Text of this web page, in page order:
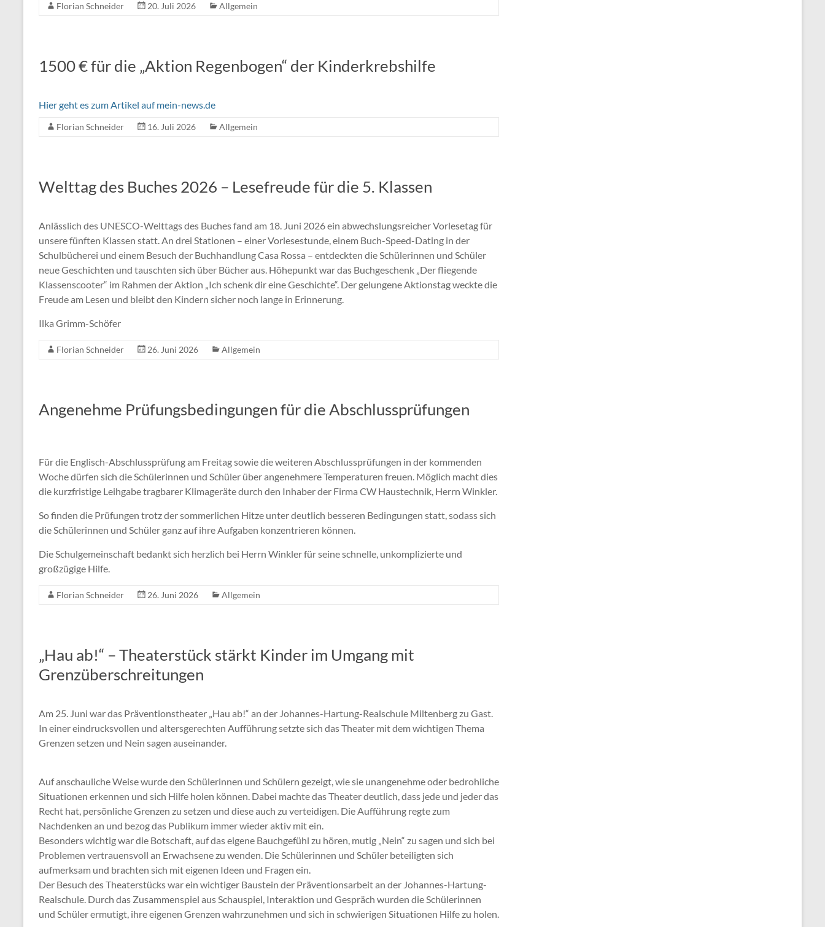
Florian Schneider 20. Juli 2026 Allgemein
1500 € für die „Aktion Regenbogen“ der Kinderkrebshilfe
Hier geht es zum Artikel auf mein-news.de
Florian Schneider 16. Juli 2026 Allgemein
Welttag des Buches 2026 – Lesefreude für die 5. Klassen
Anlässlich des UNESCO-Welttags des Buches fand am 18. Juni 2026 ein abwechslungsreicher Vorlesetag für
unsere fünften Klassen statt. An drei Stationen – einer Vorlesestunde, einem Buch-Speed-Dating in der
Schulbücherei und einem Besuch der Buchhandlung Casa Rossa – entdeckten die Schülerinnen und Schüler
neue Geschichten und tauschten sich über Bücher aus. Höhepunkt war das Buchgeschenk „Der fliegende
Klassenscooter“ im Rahmen der Aktion „Ich schenk dir eine Geschichte“. Der gelungene Aktionstag weckte die
Freude am Lesen und bleibt den Kindern sicher noch lange in Erinnerung.
Ilka Grimm-Schöfer
Florian Schneider 26. Juni 2026 Allgemein
Angenehme Prüfungsbedingungen für die Abschlussprüfungen
Für die Englisch-Abschlussprüfung am Freitag sowie die weiteren Abschlussprüfungen in der kommenden
Woche dürfen sich die Schülerinnen und Schüler über angenehmere Temperaturen freuen. Möglich macht dies
die kurzfristige Leihgabe tragbarer Klimageräte durch den Inhaber der Firma CW Haustechnik, Herrn Winkler.
So finden die Prüfungen trotz der sommerlichen Hitze unter deutlich besseren Bedingungen statt, sodass sich
die Schülerinnen und Schüler ganz auf ihre Aufgaben konzentrieren können.
Die Schulgemeinschaft bedankt sich herzlich bei Herrn Winkler für seine schnelle, unkomplizierte und
großzügige Hilfe.
Florian Schneider 26. Juni 2026 Allgemein
„Hau ab!“ – Theaterstück stärkt Kinder im Umgang mit
Grenzüberschreitungen
Am 25. Juni war das Präventionstheater „Hau ab!“ an der Johannes-Hartung-Realschule Miltenberg zu Gast.
In einer eindrucksvollen und altersgerechten Aufführung setzte sich das Theater mit dem wichtigen Thema
Grenzen setzen und Nein sagen auseinander.
Auf anschauliche Weise wurde den Schülerinnen und Schülern gezeigt, wie sie unangenehme oder bedrohliche
Situationen erkennen und sich Hilfe holen können. Dabei machte das Theater deutlich, dass jede und jeder das
Recht hat, persönliche Grenzen zu setzen und diese auch zu verteidigen. Die Aufführung regte zum
Nachdenken an und bezog das Publikum immer wieder aktiv mit ein.
Besonders wichtig war die Botschaft, auf das eigene Bauchgefühl zu hören, mutig „Nein“ zu sagen und sich bei
Problemen vertrauensvoll an Erwachsene zu wenden. Die Schülerinnen und Schüler beteiligten sich
aufmerksam und brachten sich mit eigenen Ideen und Fragen ein.
Der Besuch des Theaterstücks war ein wichtiger Baustein der Präventionsarbeit an der Johannes-Hartung-
Realschule. Durch das Zusammenspiel aus Schauspiel, Interaktion und Gespräch wurden die Schülerinnen
und Schüler ermutigt, ihre eigenen Grenzen wahrzunehmen und sich in schwierigen Situationen Hilfe zu holen.